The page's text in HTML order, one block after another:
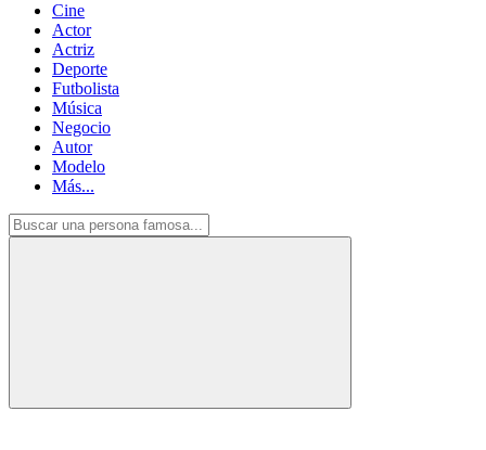
Cine
Actor
Actriz
Deporte
Futbolista
Música
Negocio
Autor
Modelo
Más...